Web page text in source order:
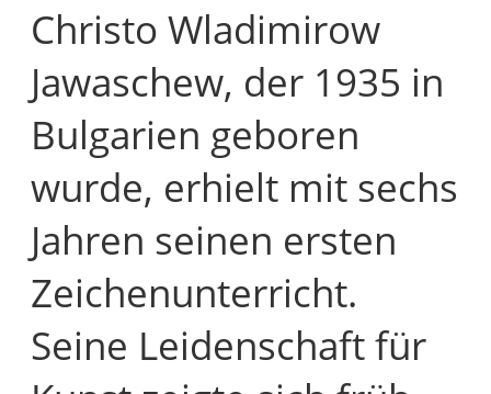
Christo Wladimirow
Jawaschew, der 1935 in
Bulgarien geboren
wurde, erhielt mit sechs
Jahren seinen ersten
Zeichenunterricht.
Seine Leidenschaft für